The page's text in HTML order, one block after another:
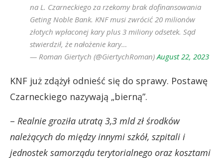
na L. Czarneckiego za rzekomy brak dofinansowania
Geting Noble Bank. KNF musi zwrócić 20 milionów
złotych wpłaconej kary plus 3 miliony odsetek. Sąd
stwierdził, że nałożenie kary…
— Roman Giertych (@GiertychRoman) August 22, 2023
KNF już zdążył odnieść się do sprawy. Postawę
Czarneckiego nazywają „bierną”.
– Realnie groziła utratą 3,3 mld zł środków
należących do między innymi szkół, szpitali i
jednostek samorządu terytorialnego oraz kosztami